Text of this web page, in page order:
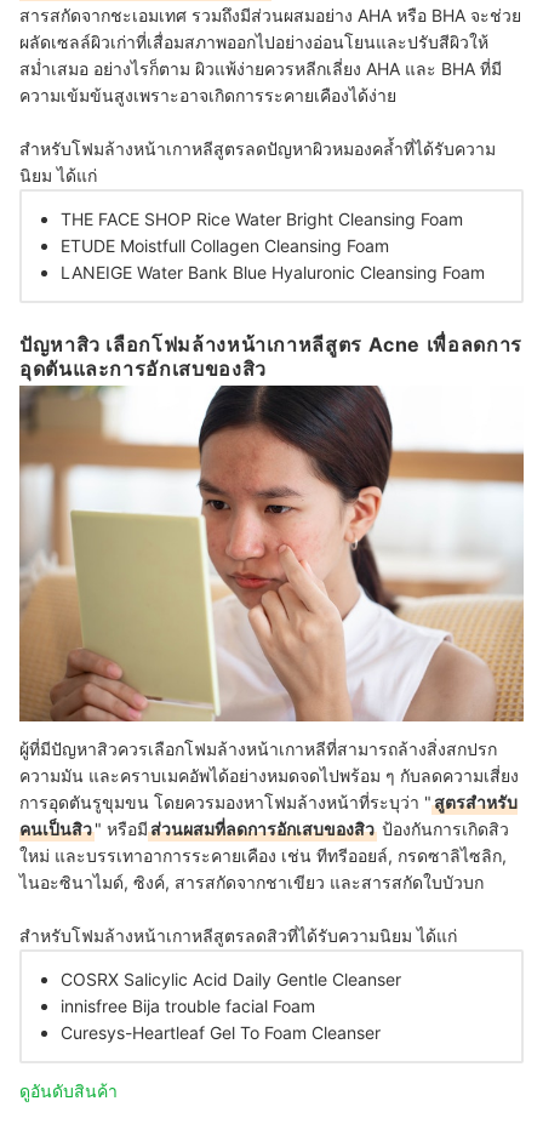
สารสกัดจากชะเอมเทศ รวมถึงมีส่วนผสมอย่าง AHA หรือ BHA จะช่วย
ผลัดเซลล์ผิวเก่าที่เสื่อมสภาพออกไปอย่างอ่อนโยนและปรับสีผิวให้
สม่ำเสมอ อย่างไรก็ตาม ผิวแพ้ง่ายควรหลีกเลี่ยง AHA และ BHA ที่มี
ความเข้มข้นสูงเพราะอาจเกิดการระคายเคืองได้ง่าย
สำหรับโฟมล้างหน้าเกาหลีสูตรลดปัญหาผิวหมองคล้ำที่ได้รับความ
นิยม ได้แก่
THE FACE SHOP Rice Water Bright Cleansing Foam
ETUDE Moistfull Collagen Cleansing Foam
LANEIGE Water Bank Blue Hyaluronic Cleansing Foam
ปัญหาสิว เลือกโฟมล้างหน้าเกาหลีสูตร Acne เพื่อลดการ
อุดตันและการอักเสบของสิว
ผู้ที่มีปัญหาสิวควรเลือกโฟมล้างหน้าเกาหลีที่สามารถล้างสิ่งสกปรก
ความมัน และคราบเมคอัพได้อย่างหมดจดไปพร้อม ๆ กับลดความเสี่ยง
การอุดตันรูขุมขน โดยควรมองหาโฟมล้างหน้าที่ระบุว่า "สูตรสำหรับ
คนเป็นสิว" หรือมีส่วนผสมที่ลดการอักเสบของสิว ป้องกันการเกิดสิว
ใหม่ และบรรเทาอาการระคายเคือง เช่น ทีทรีออยล์, กรดซาลิไซลิก,
ไนอะซินาไมด์, ซิงค์, สารสกัดจากชาเขียว และสารสกัดใบบัวบก
สำหรับโฟมล้างหน้าเกาหลีสูตรลดสิวที่ได้รับความนิยม ได้แก่
COSRX Salicylic Acid Daily Gentle Cleanser
innisfree Bija trouble facial Foam
Curesys-Heartleaf Gel To Foam Cleanser
ดูอันดับสินค้า